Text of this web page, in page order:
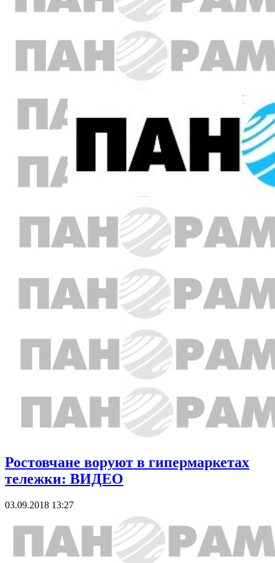
Ростовчане воруют в гипермаркетах
тележки: ВИДЕО
03.09.2018 13:27